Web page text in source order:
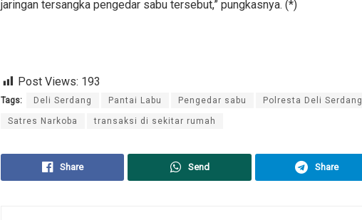
jaringan tersangka pengedar sabu tersebut,” pungkasnya. (*)
Post Views: 193
Tags: Deli Serdang Pantai Labu Pengedar sabu Polresta Deli Serdang
Satres Narkoba transaksi di sekitar rumah
Share Send Share